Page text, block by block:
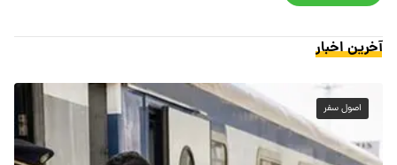
آخرین اخبار
اصول سفر